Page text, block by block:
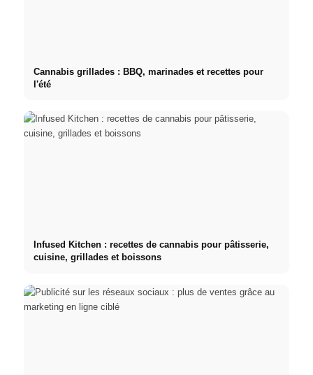
Cannabis grillades : BBQ, marinades et recettes pour
l'été
Infused Kitchen : recettes de cannabis pour pâtisserie,
cuisine, grillades et boissons